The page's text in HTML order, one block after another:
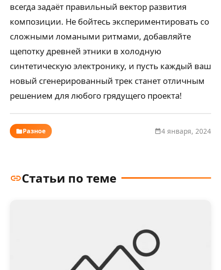
всегда задаёт правильный вектор развития
композиции. Не бойтесь экспериментировать со
сложными ломаными ритмами, добавляйте
щепотку древней этники в холодную
синтетическую электронику, и пусть каждый ваш
новый сгенерированный трек станет отличным
решением для любого грядущего проекта!
Разное 4 января, 2024
Статьи по теме